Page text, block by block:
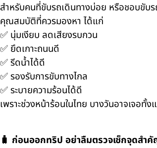
สำหรับคนที่ขับรถเดินทางบ่อย หรือชอบขับร
คุณสมบัติที่ควรมองหา ได้แก่
✅ นุ่มเงียบ ลดเสียงรบกวน
✅ ยึดเกาะถนนดี
✅ รีดน้ำได้ดี
✅ รองรับการขับทางไกล
✅ ระบายความร้อนได้ดี
เพราะช่วงหน้าร้อนในไทย บางวันอาจเจอ
🧳 ก่อนออกทริป อย่าลืมตรวจเช็กจุดสำ